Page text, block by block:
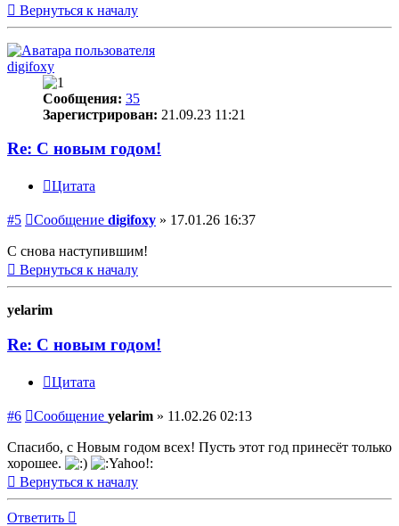
Вернуться к началу
digifoxy
Сообщения: 35
Зарегистрирован: 21.09.23 11:21
Re: С новым годом!
Цитата
#5 Сообщение digifoxy » 17.01.26 16:37
С снова наступившим!
Вернуться к началу
yelarim
Re: С новым годом!
Цитата
#6 Сообщение yelarim » 11.02.26 02:13
Спасибо, с Новым годом всех! Пусть этот год принесёт только
хорошее.
Вернуться к началу
Ответить